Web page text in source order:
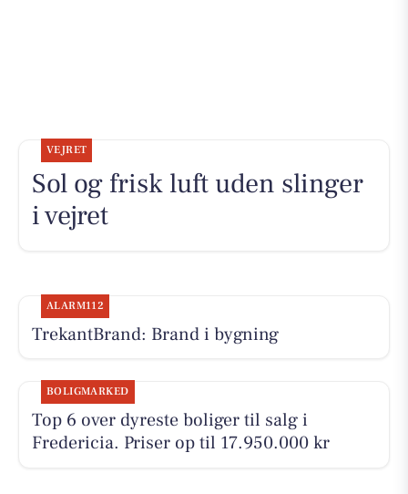
VEJRET
Sol og frisk luft uden slinger
i vejret
ALARM112
TrekantBrand: Brand i bygning
BOLIGMARKED
Top 6 over dyreste boliger til salg i
Fredericia. Priser op til 17.950.000 kr